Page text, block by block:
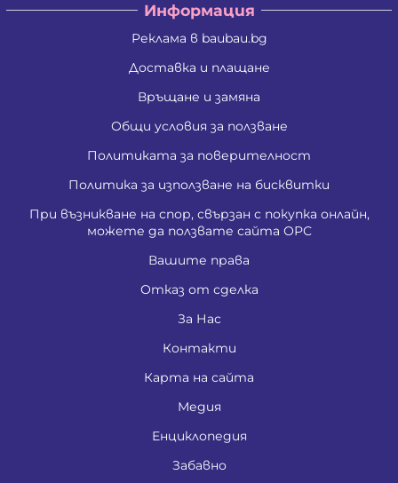
Информация
Реклама в baubau.bg
Доставка и плащане
Връщане и замяна
Общи условия за ползване
Политиката за поверителност
Политика за използване на бисквитки
При възникване на спор, свързан с покупка онлайн,
можете да ползвате сайта ОРС
Вашите права
Отказ от сделка
За Нас
Контакти
Карта на сайта
Медия
Енциклопедия
Забавно